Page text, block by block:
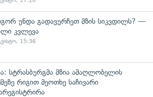
უნდა გადავურჩეთ მზის სიკვდილს? —
კვლევა
15:36
სტრასბურგმა მზია ამაღლობელის
რიგით მეოთხე საჩივარი